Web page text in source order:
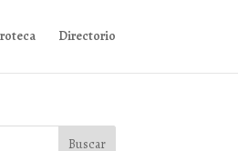
Directorio